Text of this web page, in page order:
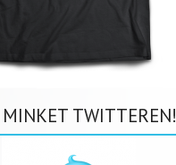
MINKET TWITTEREN!